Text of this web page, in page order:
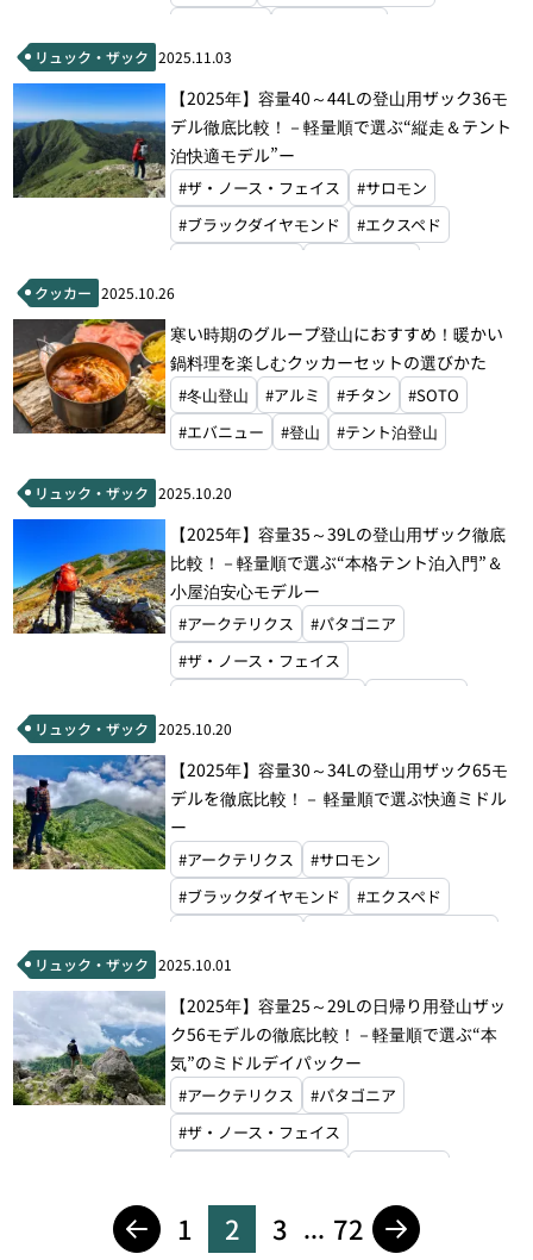
#グラナイトギア
#ホグロフス
#ドイター
#オスプレー
#グレゴリー
#ミステリーランチ
#ゼログラム
#モンベル
リュック・ザック 2025.11.03
【2025年】容量40～44Lの登山用ザック36モ
デル徹底比較！－軽量順で選ぶ“縦走＆テント
泊快適モデル”ー
#ザ・ノース・フェイス
#サロモン
#ブラックダイヤモンド
#エクスペド
#オスプレー
#ハイパーライトマウンテンギア
#アルティメイトディレクション
#ミステリーランチ
#モンベル
クッカー 2025.10.26
寒い時期のグループ登山におすすめ！暖かい
鍋料理を楽しむクッカーセットの選びかた
#冬山登山 #アルミ #チタン
#SOTO
#エバニュー
#登山 #テント泊登山
リュック・ザック 2025.10.20
【2025年】容量35～39Lの登山用ザック徹底
比較！－軽量順で選ぶ“本格テント泊入門”＆
小屋泊安心モデルー
#アークテリクス
#パタゴニア
#ザ・ノース・フェイス
#ドイター
#ハイパーライトマウンテンギア
#グレゴリー
#ミステリーランチ
#モンベル
#マウンテンローレルデザイン
リュック・ザック 2025.10.20
【2025年】容量30～34Lの登山用ザック65モ
デルを徹底比較！－ 軽量順で選ぶ快適ミドル
ー
#アークテリクス
#サロモン
#ブラックダイヤモンド
#エクスペド
#ホグロフス
#オスプレー
#ハイパーライトマウンテンギア
#アルティメイトディレクション
#グレゴリー
#ミステリーランチ
#モンベル
リュック・ザック 2025.10.01
【2025年】容量25～29Lの日帰り用登山ザッ
ク56モデルの徹底比較！－軽量順で選ぶ“本
気”のミドルデイパックー
#アークテリクス
#パタゴニア
#ザ・ノース・フェイス
#グラナイトギア
#マウンテンハードウェア
#ホグロフス
#ドイター
#オスプレー
1 2 3 ... 72